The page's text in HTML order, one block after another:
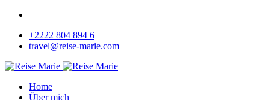
+2222 804 894 6
travel@reise-marie.com
Home
Über mich